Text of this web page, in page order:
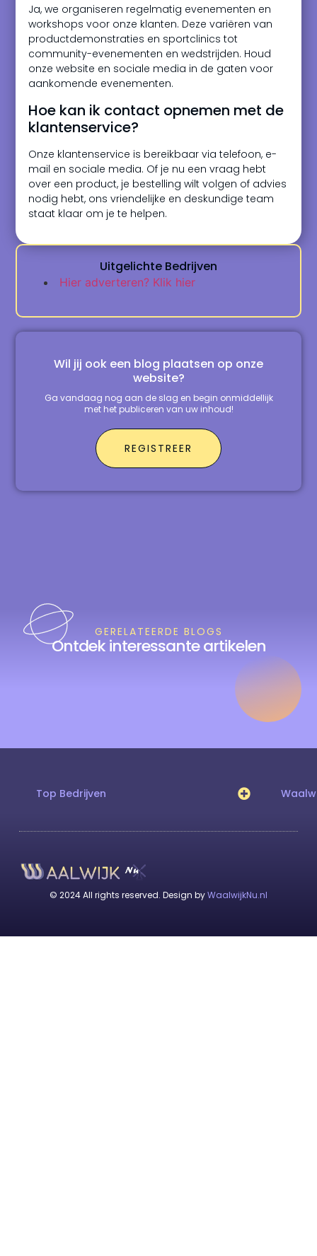
Ja, we organiseren regelmatig evenementen en
workshops voor onze klanten. Deze variëren van
productdemonstraties en sportclinics tot
community-evenementen en wedstrijden. Houd
onze website en sociale media in de gaten voor
aankomende evenementen.
Hoe kan ik contact opnemen met de
klantenservice?
Onze klantenservice is bereikbaar via telefoon, e-
mail en sociale media. Of je nu een vraag hebt
over een product, je bestelling wilt volgen of advies
nodig hebt, ons vriendelijke en deskundige team
staat klaar om je te helpen.
Uitgelichte Bedrijven
Hier adverteren? Klik hier
Wil jij ook een blog plaatsen op onze
website?
Ga vandaag nog aan de slag en begin onmiddellijk
met het publiceren van uw inhoud!
REGISTREER
GERELATEERDE BLOGS
Ontdek interessante artikelen
Top Bedrijven
© 2024 All rights reserved. Design byWaalwijkNu.nl